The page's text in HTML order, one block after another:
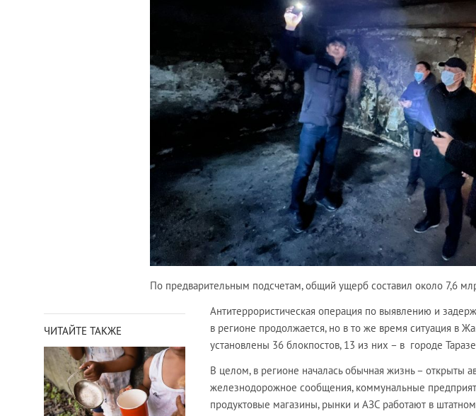
По предварительным подсчетам, общий ущерб составил около 7,6
ЧИТАЙТЕ ТАКЖЕ
Антитеррористическая операция по выявлению и
в регионе продолжается, но в то же время ситуация в
установлены 36 блокпостов, 13 из них – в городе
В целом, в регионе началась обычная жизнь – открыты
железнодорожное сообщения, коммунальные
продуктовые магазины, рынки и АЗС работают в